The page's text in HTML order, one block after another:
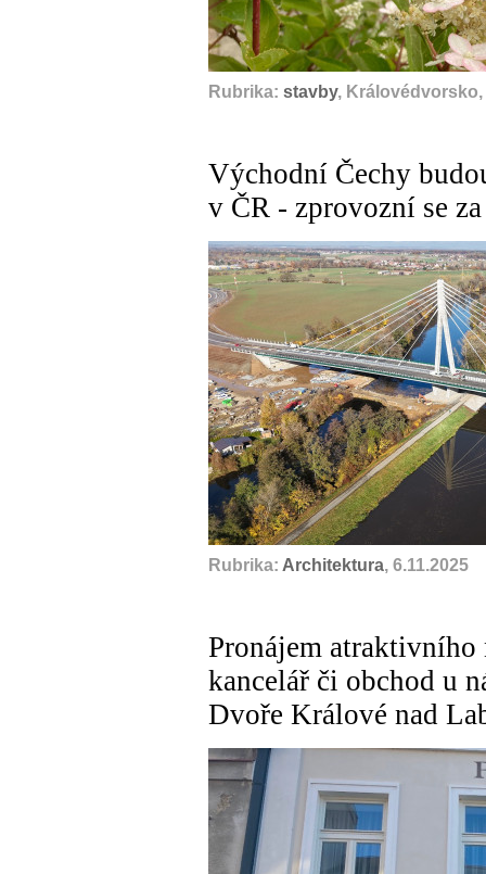
Rubrika: stavby, Královédvorsko,
Východní Čechy
v ČR - zprovozní se
Rubrika: Architektura, 6.11.2025
Pronájem
kancelář či obchod u
Dvoře Králové nad